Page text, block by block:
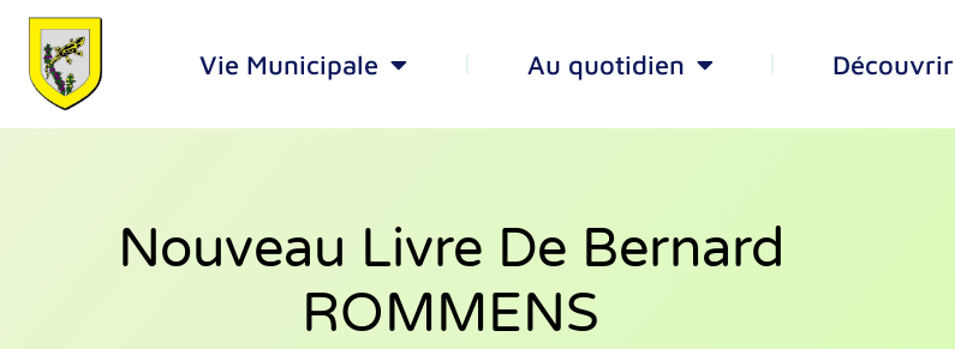
Vie Municipale Au quotidien Découvrir
Nouveau Livre De Bernard
ROMMENS